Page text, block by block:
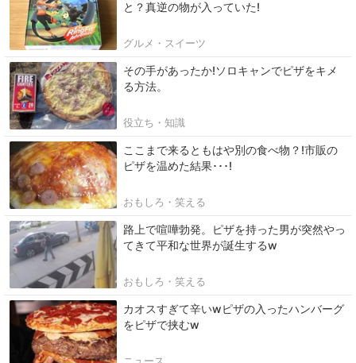
と？真逆の物が入っていた!
グルメ・スイーツ
その手があったか!ソロキャンでピザをキメ
る方法。
役立ち・知識
ここまで来るともはや別の食べ物？!市販の
ピザを温めた結果･･･!
おもしろ・笑える
路上で喧嘩勃発。ピザを持った男が突然やっ
てきて平和な世界が誕生するw
おもしろ・笑える
カオスすぎて辛いwピザの入ったハンバーグ
をピザで挟むw